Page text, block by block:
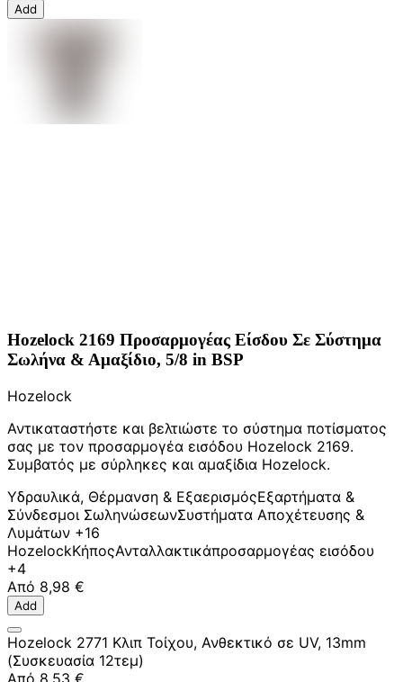
Add
Hozelock 2169 Προσαρμογέας Είσδου Σε Σύστημα
Σωλήνα & Αμαξίδιο, 5/8 in BSP
Hozelock
Αντικαταστήστε και βελτιώστε το σύστημα ποτίσματος
σας με τον προσαρμογέα εισόδου Hozelock 2169.
Συμβατός με σύρληκες και αμαξίδια Hozelock.
Υδραυλικά, Θέρμανση & ΕξαερισμόςΕξαρτήματα &
Σύνδεσμοι ΣωληνώσεωνΣυστήματα Αποχέτευσης &
Λυμάτων +16
HozelockΚήποςΑνταλλακτικάπροσαρμογέας εισόδου
+4
Από 8,98 €
Add
Hozelock 2771 Κλιπ Τοίχου, Ανθεκτικό σε UV, 13mm
(Συσκευασία 12τεμ)